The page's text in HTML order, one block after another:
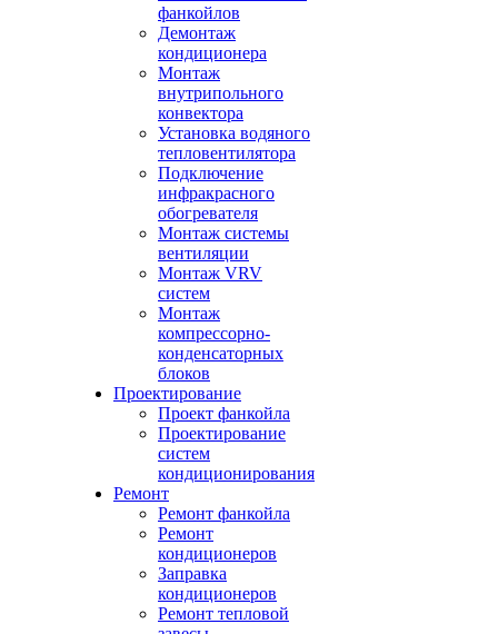
фанкойлов
Демонтаж
кондиционера
Монтаж
внутрипольного
конвектора
Установка водяного
тепловентилятора
Подключение
инфракрасного
обогревателя
Монтаж системы
вентиляции
Монтаж VRV
систем
Монтаж
компрессорно-
конденсаторных
блоков
Проектирование
Проект фанкойла
Проектирование
систем
кондиционирования
Ремонт
Ремонт фанкойла
Ремонт
кондиционеров
Заправка
кондиционеров
Ремонт тепловой